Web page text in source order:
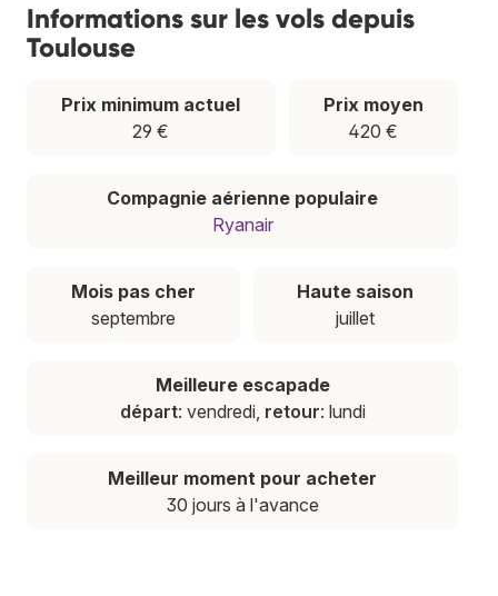
Informations sur les vols depuis
Toulouse
Prix minimum actuel
29 €
Prix moyen
420 €
Compagnie aérienne populaire
Ryanair
Mois pas cher
septembre
Haute saison
juillet
Meilleure escapade
départ: vendredi, retour: lundi
Meilleur moment pour acheter
30 jours à l'avance